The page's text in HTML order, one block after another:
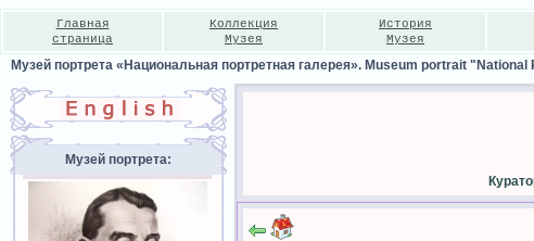
Главная
страница
Коллекция
Музея
История
Музея
Музей портрета «Национальная портретная галерея». Museum portrait
Музей портрета: